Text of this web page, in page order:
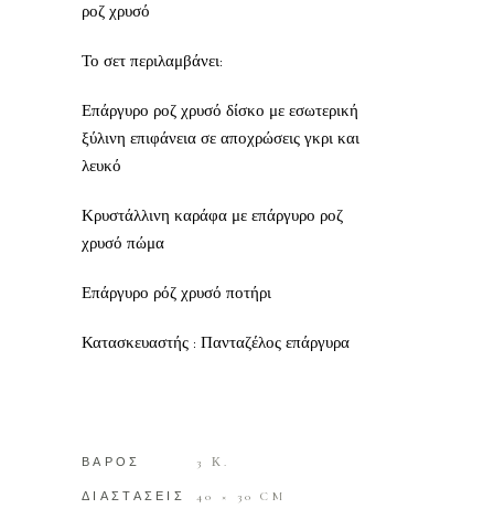
ροζ χρυσό
Το σετ περιλαμβάνει:
Επάργυρο ροζ χρυσό δίσκο με εσωτερική
ξύλινη επιφάνεια σε αποχρώσεις γκρι και
λευκό
Κρυστάλλινη καράφα με επάργυρο ροζ
χρυσό πώμα
Επάργυρο ρόζ χρυσό ποτήρι
Κατασκευαστής : Πανταζέλος επάργυρα
ΒΑΡΟΣ 3 Κ.
ΔΙΑΣΤΑΣΕΙΣ 40 × 30 CM